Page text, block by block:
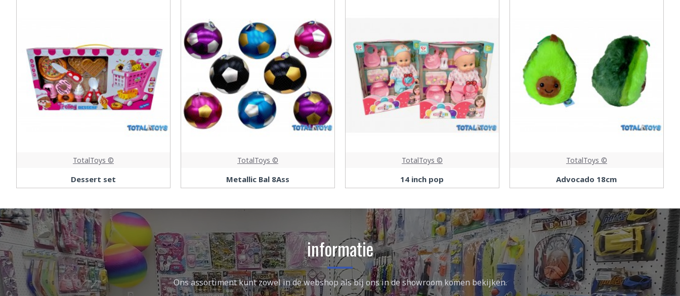
TotalToys ©
Dessert set
TotalToys ©
Metallic Bal 8Ass
TotalToys ©
14 inch pop
TotalToys ©
Advocado 18cm
informatie
Ons assortiment kunt zowel in de webshop als bij ons in de showroom komen bekijken.